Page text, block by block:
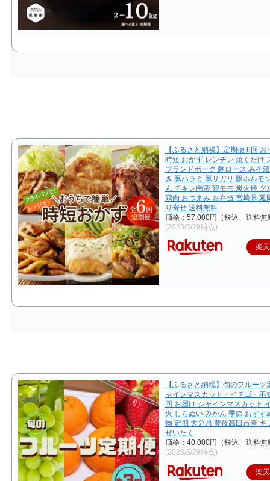
【ふるさと納税】定期便 6回
時短 おかず レンチン 焼くだけ
ブランドポーク 豚ロース みそ
き 豚ハラミ 豚サガリ 豚ホルモ
ん チキン南蛮 鶏モモ 炭火焼 グ
鶏肉 おつまみ お弁当 宮崎県 延
り寄せ 送料無料
価格：57,000円（税込、送料無
(2025/5/29時点)
楽
【ふるさと納税】旬のフルーツ
ャインマスカット・イチゴ・不
回 お届け シャインマスカット
火 しらぬい みかん 季節 おすす
物 定期 大分県 豊後高田市産 ギ
ぜいたく
価格：40,000円（税込、送料無
(2025/5/29時点)
楽